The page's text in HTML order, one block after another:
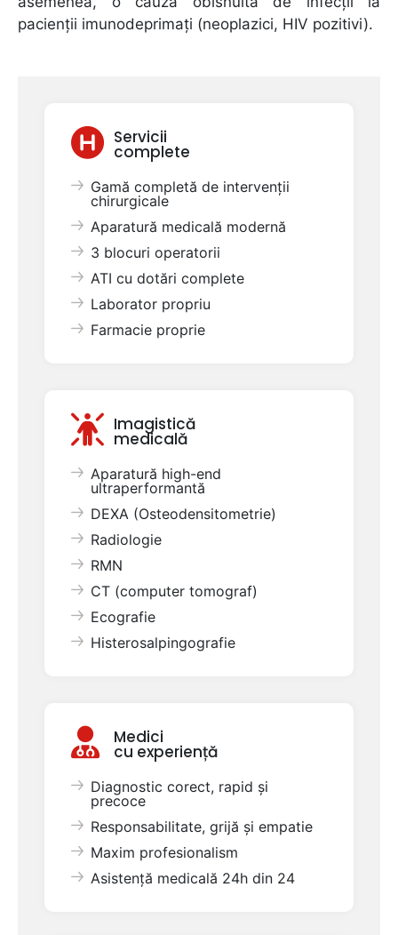
pacienții imunodeprimați (neoplazici, HIV pozitivi).
Servicii
complete
Gamă completă de intervenții
chirurgicale
Aparatură medicală modernă
3 blocuri operatorii
ATI cu dotări complete
Laborator propriu
Farmacie proprie
Imagistică
medicală
Aparatură high-end
ultraperformantă
DEXA (Osteodensitometrie)
Radiologie
RMN
CT (computer tomograf)
Ecografie
Histerosalpingografie
Medici
cu experiență
Diagnostic corect, rapid și
precoce
Responsabilitate, grijă și empatie
Maxim profesionalism
Asistență medicală 24h din 24